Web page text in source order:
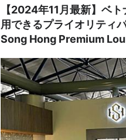
【2024年11月最新】ベ
用できるプライオリティ
Song Hong Premium